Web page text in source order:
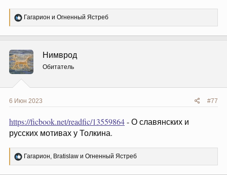
Р
е
ц
и
и
:
Гагарион и Огненный Ястреб
Нимврод
Обитатель
6 Июн 2023 #77
https://ficbook.net/readfic/13559864- О славянских и
русских мотивах у Толкина.
Р
е
Гагарион, Bratislaw и Огненный Ястреб